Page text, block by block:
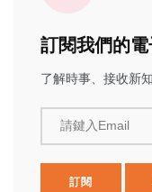
訂閱我們的電
了解時事、接收新
請鍵入Email
訂閱